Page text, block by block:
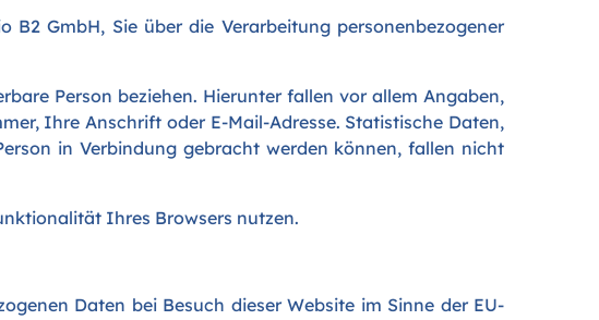
B2 GmbH, Sie über die Verarbeitung personenbezogener
Person beziehen. Hierunter fallen vor allem Angaben,
Ihre Anschrift oder E-Mail-Adresse. Statistische Daten,
in Verbindung gebracht werden können, fallen nicht
Ihres Browsers nutzen.
Daten bei Besuch dieser Website im Sinne der EU-